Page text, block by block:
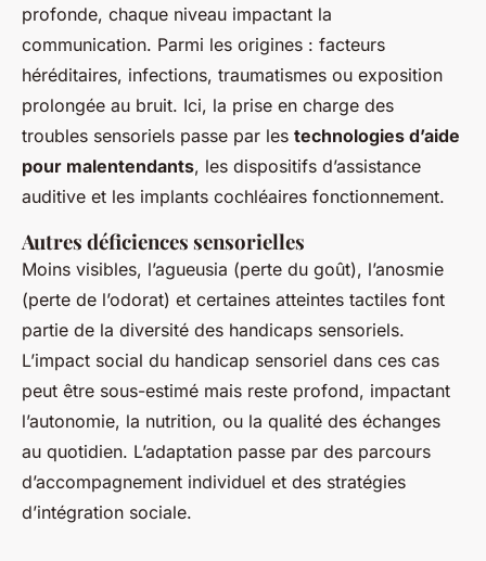
profonde, chaque niveau impactant la
communication. Parmi les origines : facteurs
héréditaires, infections, traumatismes ou exposition
prolongée au bruit. Ici, la prise en charge des
troubles sensoriels passe par les technologies d’aide
pour malentendants, les dispositifs d’assistance
auditive et les implants cochléaires fonctionnement.
Autres déficiences sensorielles
Moins visibles, l’agueusia (perte du goût), l’anosmie
(perte de l’odorat) et certaines atteintes tactiles font
partie de la diversité des handicaps sensoriels.
L’impact social du handicap sensoriel dans ces cas
peut être sous-estimé mais reste profond, impactant
l’autonomie, la nutrition, ou la qualité des échanges
au quotidien. L’adaptation passe par des parcours
d’accompagnement individuel et des stratégies
d’intégration sociale.